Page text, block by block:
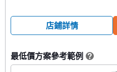
店鋪詳情
最低價方案參考範例 ?